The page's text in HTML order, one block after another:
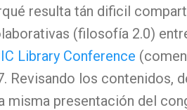
resulta tán dificil
(filosofía 2.0)
Library Conference
Revisando los contenidos,
misma presentación del